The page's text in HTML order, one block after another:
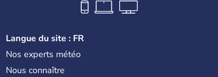
Langue du site : FR
Nos experts météo
Nous connaître